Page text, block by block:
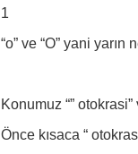
1
“o” ve “O” yani yarın
Konumuz “”
Önce kısaca “